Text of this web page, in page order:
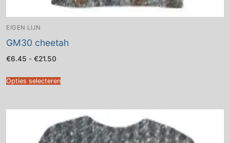
EIGEN LIJN
GM30 cheetah
€6.45 - €21.50
€21.50
Opties selecteren